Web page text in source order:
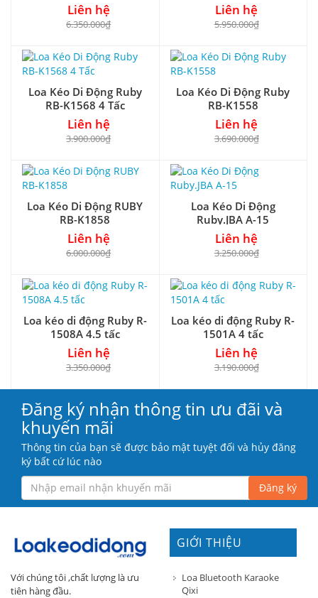
Liên hệ
6.350.000₫
Liên hệ
5.950.000₫
Loa Kéo Di Động Ruby
RB-K1568 4 Tấc
Liên hệ
3.900.000₫
Loa Kéo Di Động Ruby
RB-K1558
Liên hệ
3.690.000₫
Loa Kéo Di Động RUBY
RB-K1858
Liên hệ
6.000.000₫
Loa Kéo Di Động
Ruby.JBA A-15
Liên hệ
3.250.000₫
Loa kéo di động Ruby R-
1508A 4.5 tấc
Liên hệ
3.350.000₫
Loa kéo di động Ruby R-
1501A 4 tấc
Liên hệ
3.190.000₫
Đăng ký nhận thông tin ưu đãi và
khuyến mãi
Thông tin của bạn sẽ được bảo mật tuyệt đối và hủy đăng
ký bất cứ lúc nào
Đăng ký
Với chúng tôi ,chất lượng là ưu
tiên hàng đầu.
GIỚI THIỆU
Loa Bluetooth Karaoke
Qixi